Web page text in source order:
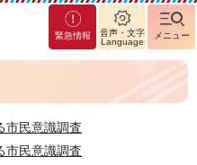
緊急情報
音声・文字
Language
メニュー
市民意識調査
市民意識調査